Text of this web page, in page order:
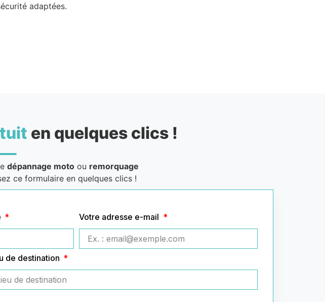
adaptées.
en quelques clics !
dépannage motoou remorquage
ce formulaire en quelques clics !
Votre adresse e-mail
de destination